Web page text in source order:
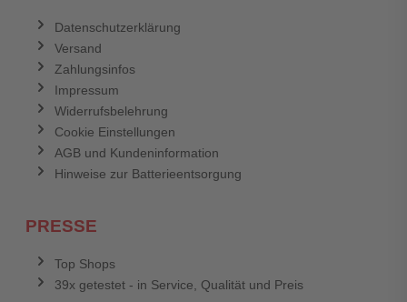
Datenschutzerklärung
Versand
Zahlungsinfos
Impressum
Widerrufsbelehrung
Cookie Einstellungen
AGB und Kundeninformation
Hinweise zur Batterieentsorgung
PRESSE
Top Shops
39x getestet - in Service, Qualität und Preis